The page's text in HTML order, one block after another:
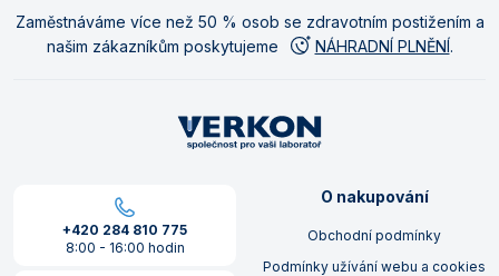
Zaměstnáváme více než 50 % osob se zdravotním postižením a
našim zákazníkům poskytujeme
NÁHRADNÍ PLNĚNÍ.
+420 284 810 775
8:00 - 16:00 hodin
O nakupování
Obchodní podmínky
Podmínky užívání webu a cookies